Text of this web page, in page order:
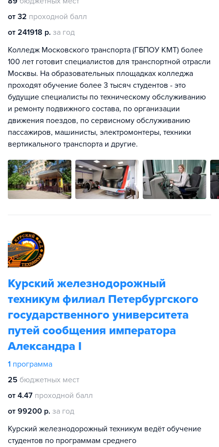
от 32 проходной балл
от 241918 р. за год
Колледж Московского транспорта (ГБПОУ КМТ) более
100 лет готовит специалистов для транспортной отрасли
Москвы. На образовательных площадках колледжа
проходят обучение более 3 тысяч студентов - это
будущие специалисты по техническому обслуживанию
и ремонту подвижного состава, по организации
движения поездов, по сервисному обслуживанию
пассажиров, машинисты, электромонтеры, техники
вертикального транспорта и другие.
Курский железнодорожный
техникум филиал Петербургского
государственного университета
путей сообщения императора
Александра I
1 программа
25 бюджетных мест
от 4.47 проходной балл
от 99200 р. за год
Курский железнодорожный техникум ведёт обучение
студентов по программам среднего